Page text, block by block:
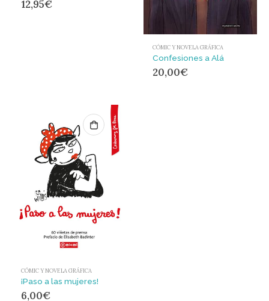
12,95€
CÓMIC Y NOVELA GRÁFICA
Confesiones a Alá
20,00€
CÓMIC Y NOVELA GRÁFICA
¡Paso a las mujeres!
6,00€